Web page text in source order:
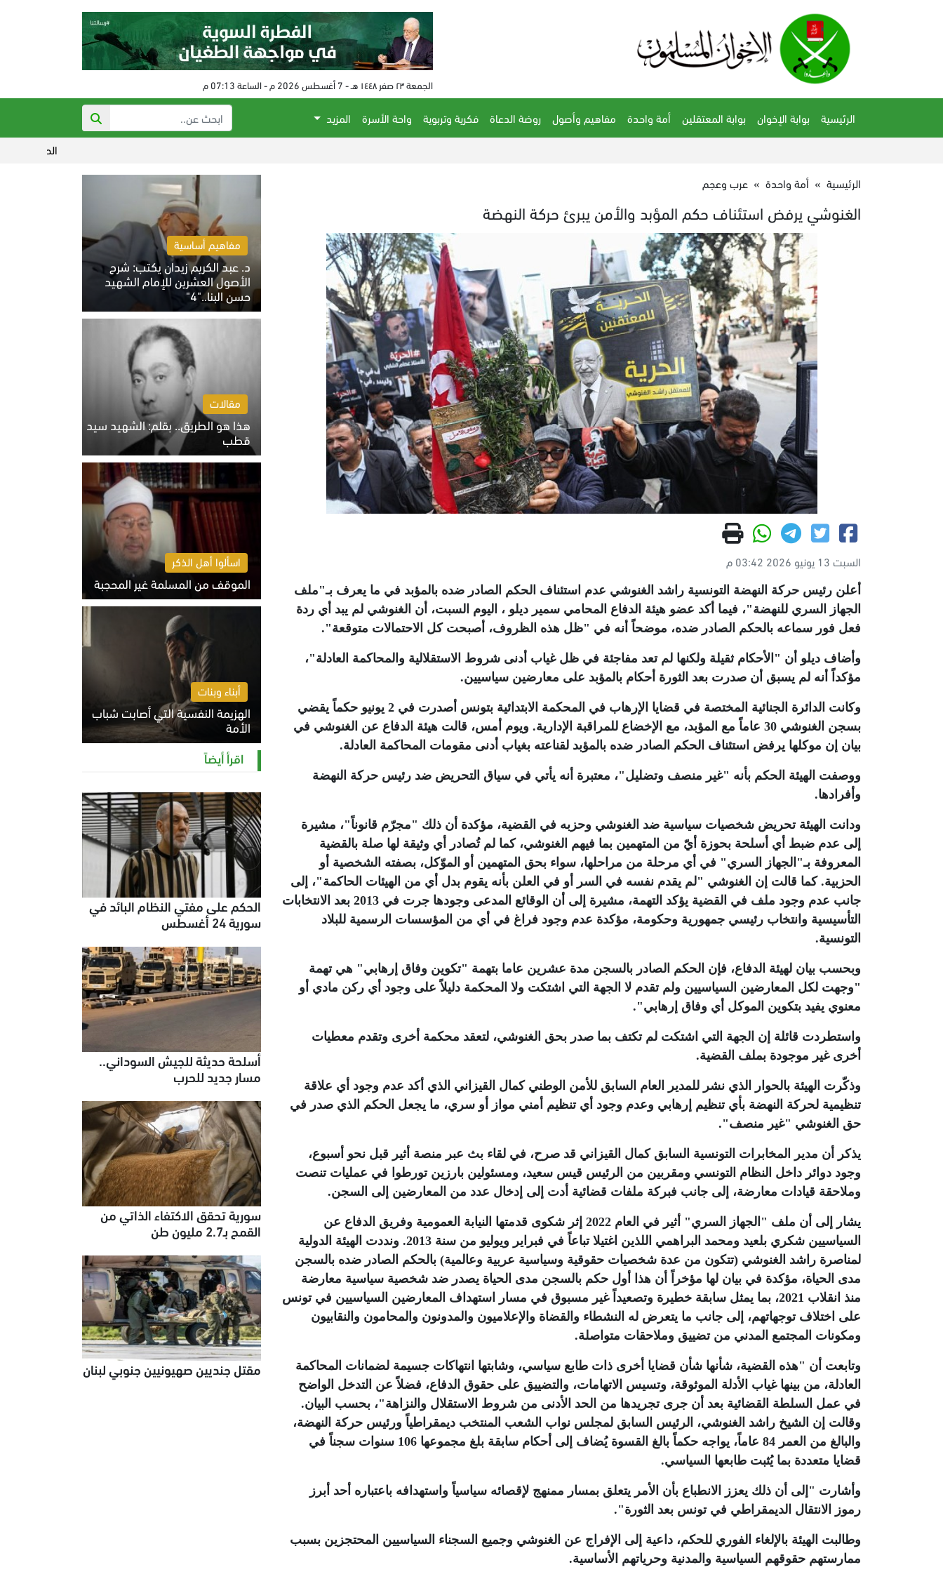
الجمعة ٢٣ صفر ١٤٤٨ هـ - 7 أغسطس 2026 م - الساعة 07:13 م
الرئيسية بوابة الإخوان بوابة المعتقلين أمة واحدة مفاهيم وأصول روضة الدعاة فكرية وتربوية واحة الأسرة
المزيد
الحكم على مفتي النظام
الرئيسية » أمة واحدة » عرب وعجم
الغنوشي يرفض استئناف حكم المؤبد والأمن يبرئ حركة النهضة
السبت 13 يونيو 2026 03:42 م
أعلن رئيس حركة النهضة التونسية راشد الغنوشي عدم استئناف الحكم الصادر ضده بالمؤبد في ما يعرف بـ"ملف
الجهاز السري للنهضة"، فيما أكد عضو هيئة الدفاع المحامي سمير ديلو ، اليوم السبت، أن الغنوشي لم يبد أي ردة
فعل فور سماعه بالحكم الصادر ضده، موضحاً أنه في "ظل هذه الظروف، أصبحت كل الاحتمالات متوقعة".
وأضاف ديلو أن "الأحكام ثقيلة ولكنها لم تعد مفاجئة في ظل غياب أدنى شروط الاستقلالية والمحاكمة العادلة"،
مؤكداً أنه لم يسبق أن صدرت بعد الثورة أحكام بالمؤبد على معارضين سياسيين.
وكانت الدائرة الجنائية المختصة في قضايا الإرهاب في المحكمة الابتدائية بتونس أصدرت في 2 يونيو حكماً يقضي
بسجن الغنوشي 30 عاماً مع المؤبد، مع الإخضاع للمراقبة الإدارية. ويوم أمس، قالت هيئة الدفاع عن الغنوشي في
بيان إن موكلها يرفض استئناف الحكم الصادر ضده بالمؤبد لقناعته بغياب أدنى مقومات المحاكمة العادلة.
ووصفت الهيئة الحكم بأنه "غير منصف وتضليل"، معتبرة أنه يأتي في سياق التحريض ضد رئيس حركة النهضة
وأفرادها.
ودانت الهيئة تحريض شخصيات سياسية ضد الغنوشي وحزبه في القضية، مؤكدة أن ذلك "مجرّم قانوناً"، مشيرة
إلى عدم ضبط أي أسلحة بحوزة أيّ من المتهمين بما فيهم الغنوشي، كما لم تُصادر أي وثيقة لها صلة بالقضية
المعروفة بـ"الجهاز السري" في أي مرحلة من مراحلها، سواء بحق المتهمين أو الموّكل، بصفته الشخصية أو
الحزبية. كما قالت إن الغنوشي "لم يقدم نفسه في السر أو في العلن بأنه يقوم بدل أي من الهيئات الحاكمة"، إلى
جانب عدم وجود ملف في القضية يؤكد التهمة، مشيرة إلى أن الوقائع المدعى وجودها جرت في 2013 بعد الانتخابات
التأسيسية وانتخاب رئيسي جمهورية وحكومة، مؤكدة عدم وجود فراغ في أي من المؤسسات الرسمية للبلاد
التونسية.
وبحسب بيان لهيئة الدفاع، فإن الحكم الصادر بالسجن مدة عشرين عاما بتهمة "تكوين وفاق إرهابي" هي تهمة
"وجهت لكل المعارضين السياسيين ولم تقدم لا الجهة التي اشتكت ولا المحكمة دليلاً على وجود أي ركن مادي أو
معنوي يفيد بتكوين الموكل أي وفاق إرهابي".
واستطردت قائلة إن الجهة التي اشتكت لم تكتف بما صدر بحق الغنوشي، لتعقد محكمة أخرى وتقدم معطيات
أخرى غير موجودة بملف القضية.
وذكّرت الهيئة بالحوار الذي نشر للمدير العام السابق للأمن الوطني كمال القيزاني الذي أكد عدم وجود أي علاقة
تنظيمية لحركة النهضة بأي تنظيم إرهابي وعدم وجود أي تنظيم أمني مواز أو سري، ما يجعل الحكم الذي صدر في
حق الغنوشي "غير منصف".
يذكر أن مدير المخابرات التونسية السابق كمال القيزاني قد صرح، في لقاء بث عبر منصة أثير قبل نحو أسبوع،
وجود دوائر داخل النظام التونسي ومقربين من الرئيس قيس سعيد، ومسئولين بارزين تورطوا في عمليات تنصت
وملاحقة قيادات معارضة، إلى جانب فبركة ملفات قضائية أدت إلى إدخال عدد من المعارضين إلى السجن.
يشار إلى أن ملف "الجهاز السري" أثير في العام 2022 إثر شكوى قدمتها النيابة العمومية وفريق الدفاع عن
السياسيين شكري بلعيد ومحمد البراهمي اللذين اغتيلا تباعاً في فبراير ويوليو من سنة 2013. ونددت الهيئة الدولية
لمناصرة راشد الغنوشي (تتكون من عدة شخصيات حقوقية وسياسية عربية وعالمية) بالحكم الصادر ضده بالسجن
مدى الحياة، مؤكدة في بيان لها مؤخراً أن هذا أول حكم بالسجن مدى الحياة يصدر ضد شخصية سياسية معارضة
منذ انقلاب 2021، بما يمثل سابقة خطيرة وتصعيداً غير مسبوق في مسار استهداف المعارضين السياسيين في تونس
على اختلاف توجهاتهم، إلى جانب ما يتعرض له النشطاء والقضاة والإعلاميون والمدونون والمحامون والنقابيون
ومكونات المجتمع المدني من تضييق وملاحقات متواصلة.
وتابعت أن "هذه القضية، شأنها شأن قضايا أخرى ذات طابع سياسي، وشابتها انتهاكات جسيمة لضمانات المحاكمة
العادلة، من بينها غياب الأدلة الموثوقة، وتسيس الاتهامات، والتضييق على حقوق الدفاع، فضلاً عن التدخل الواضح
في عمل السلطة القضائية بعد أن جرى تجريدها من الحد الأدنى من شروط الاستقلال والنزاهة"، بحسب البيان.
وقالت إن الشيخ راشد الغنوشي، الرئيس السابق لمجلس نواب الشعب المنتخب ديمقراطياً ورئيس حركة النهضة،
والبالغ من العمر 84 عاماً، يواجه حكماً بالغ القسوة يُضاف إلى أحكام سابقة بلغ مجموعها 106 سنوات سجناً في
قضايا متعددة بما يُثبت طابعها السياسي.
وأشارت "إلى أن ذلك يعزز الانطباع بأن الأمر يتعلق بمسار ممنهج لإقصائه سياسياً واستهدافه باعتباره أحد أبرز
رموز الانتقال الديمقراطي في تونس بعد الثورة".
وطالبت الهيئة بالإلغاء الفوري للحكم، داعية إلى الإفراج عن الغنوشي وجميع السجناء السياسيين المحتجزين بسبب
ممارستهم حقوقهم السياسية والمدنية وحرياتهم الأساسية.
مفاهيم أساسية
د. عبد الكريم زيدان يكتب: شرح
الأصول العشرين للإمام الشهيد
حسن البنا.."4"
الخميس 6 أغسطس 2026 10:27 ص
مقالات
هذا هو الطريق.. بقلم: الشهيد سيد
قطب
الخميس 6 أغسطس 2026 10:52 ص
اسألوا أهل الذكر
الموقف من المسلمة غير المحجبة
الخميس 6 أغسطس 2026 10:45 ص
أبناء وبنات
الهزيمة النفسية التي أصابت شباب
الأمة
الخميس 6 أغسطس 2026 11:12 ص
اقرأ أيضاً
الحكم على مفتي النظام البائد في
سورية 24 أغسطس
أسلحة حديثة للجيش السوداني..
مسار جديد للحرب
سورية تحقق الاكتفاء الذاتي من
القمح بـ2.7 مليون طن
مقتل جنديين صهيونيين جنوبي لبنان